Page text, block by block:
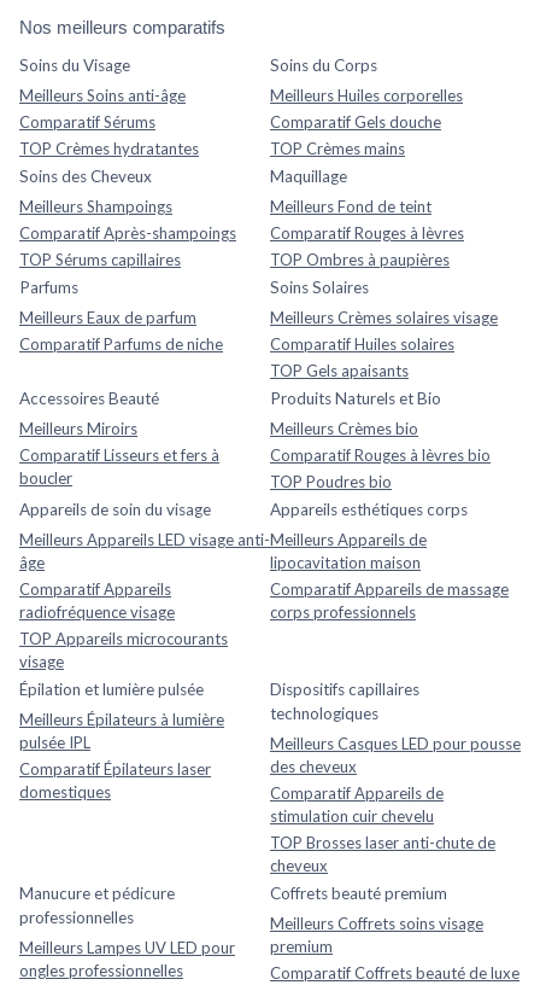
Nos meilleurs comparatifs
Soins du Visage
Meilleurs Soins anti-âge
Comparatif Sérums
TOP Crèmes hydratantes
Soins du Corps
Meilleurs Huiles corporelles
Comparatif Gels douche
TOP Crèmes mains
Soins des Cheveux
Meilleurs Shampoings
Comparatif Après-shampoings
TOP Sérums capillaires
Maquillage
Meilleurs Fond de teint
Comparatif Rouges à lèvres
TOP Ombres à paupières
Parfums
Meilleurs Eaux de parfum
Comparatif Parfums de niche
Soins Solaires
Meilleurs Crèmes solaires visage
Comparatif Huiles solaires
TOP Gels apaisants
Accessoires Beauté
Meilleurs Miroirs
Comparatif Lisseurs et fers à
boucler
Produits Naturels et Bio
Meilleurs Crèmes bio
Comparatif Rouges à lèvres bio
TOP Poudres bio
Appareils de soin du visage
Meilleurs Appareils LED visage anti-
âge
Comparatif Appareils
radiofréquence visage
TOP Appareils microcourants
visage
Appareils esthétiques corps
Meilleurs Appareils de
lipocavitation maison
Comparatif Appareils de massage
corps professionnels
Épilation et lumière pulsée
Meilleurs Épilateurs à lumière
pulsée IPL
Comparatif Épilateurs laser
domestiques
Dispositifs capillaires
technologiques
Meilleurs Casques LED pour pousse
des cheveux
Comparatif Appareils de
stimulation cuir chevelu
TOP Brosses laser anti-chute de
cheveux
Manucure et pédicure
professionnelles
Meilleurs Lampes UV LED pour
ongles professionnelles
Coffrets beauté premium
Meilleurs Coffrets soins visage
premium
Comparatif Coffrets beauté de luxe